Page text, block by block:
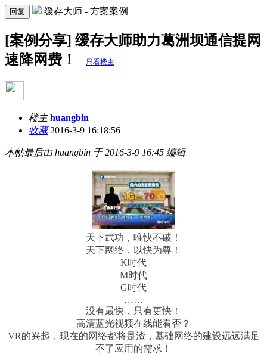
回复 缓存大师 - 方案案例
[案例分享] 缓存大师助力葛洲坝通信提网
速降网费！
只看楼主
楼主 huangbin
收藏2016-3-9 16:18:56
本帖最后由 huangbin 于 2016-3-9 16:45 编辑
天下武功，唯快不破！
天下网络，以快为尊！
K时代
M时代
G时代
……
没有最快，只有更快！
高清蓝光视频在线能看否？
VR的兴起，现在的网络都将是渣，基础网络的建设远远满足
不了应用的需求！